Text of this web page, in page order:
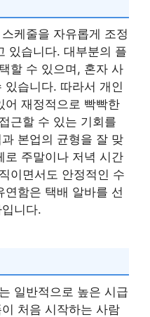
케줄을 자유롭게 조정
있습니다. 대부분의 플
할 수 있으며, 혼자 사
있습니다. 따라서 개인
어 재정적으로 빡빡한
근할 수 있는 기회를
본업의 균형을 잘 맞
로 주말이나 저녁 시간
이면서도 안정적인 수
연함은 택배 알바를 선
니다.
일반적으로 높은 시급
처음 시작하는 사람